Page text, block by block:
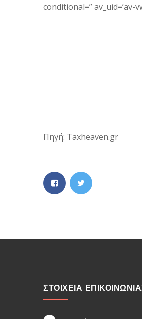
conditional=” av_uid=’av-
Πηγή: Taxheaven.gr
ΣΤΟΙΧΕΙΑ